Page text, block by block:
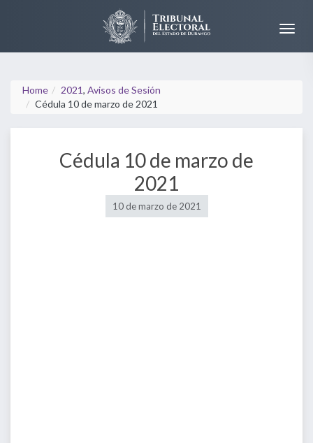
Home 2021, Avisos de Sesión
Cédula 10 de marzo de 2021
Cédula 10 de marzo de
2021
10 de marzo de 2021